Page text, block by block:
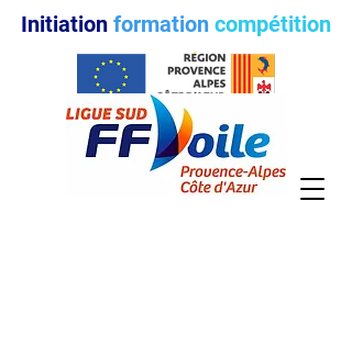
Initiation formation compétition